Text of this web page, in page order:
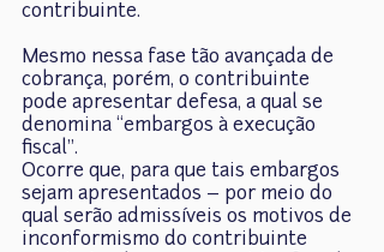
contribuinte.
Mesmo nessa fase tão avançada de
cobrança, porém, o contribuinte
pode apresentar defesa, a qual se
denomina “embargos à execução
fiscal”.
Ocorre que, para que tais embargos
sejam apresentados – por meio do
qual serão admissíveis os motivos de
inconformismo do contribuinte